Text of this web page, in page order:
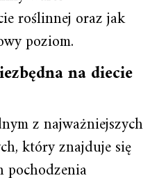
roślinnej oraz jak
poziom.
na diecie
z najważniejszych
który znajduje się
pochodzenia